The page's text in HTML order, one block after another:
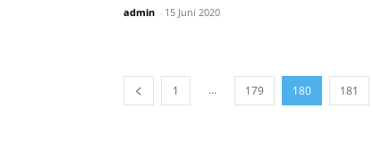
admin - 15 Juni 2020
1 ... 179 180 181